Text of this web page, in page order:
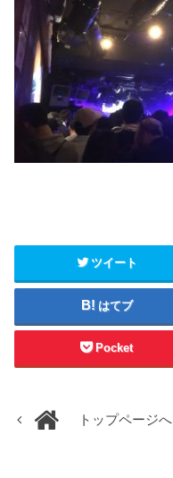
ツイート
はてブ
Pocket
トップページへ